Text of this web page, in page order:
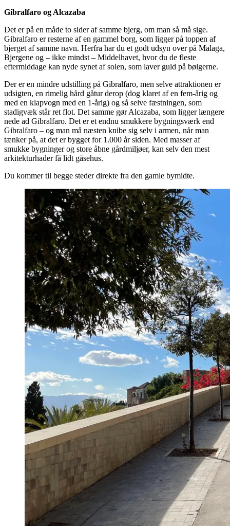
Gibralfaro og Alcazaba
Det er på en måde to sider af samme bjerg, om man så må sige.
Gibralfaro er resterne af en gammel borg, som ligger på toppen af
bjerget af samme navn. Herfra har du et godt udsyn over på Malaga,
Bjergene og – ikke mindst – Middelhavet, hvor du de fleste
eftermiddage kan nyde synet af solen, som laver guld på bølgerne.
Der er en mindre udstilling på Gibralfaro, men selve attraktionen er
udsigten, en rimelig hård gåtur derop (dog klaret af en fem-årig og
med en klapvogn med en 1-årig) og så selve fæstningen, som
stadigvæk står ret flot. Det samme gør Alcazaba, som ligger længere
nede ad Gibralfaro. Det er et endnu smukkere bygningsværk end
Gibralfaro – og man må næsten knibe sig selv i armen, når man
tænker på, at det er bygget for 1.000 år siden. Med masser af
smukke bygninger og store åbne gårdmiljøer, kan selv den mest
arkitekturhader få lidt gåsehus.
Du kommer til begge steder direkte fra den gamle bymidte.